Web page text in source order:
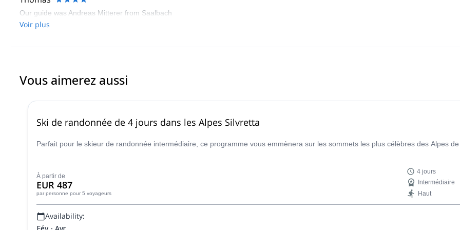
Our guide was Andreas Mitterer from Saalbach
Voir plus
Vous aimerez aussi
Ski de randonnée de 4 jours dans les Alpes Silvretta
Parfait pour le skieur de randonnée intermédiaire, ce programme vous emmènera sur les sommets les plus célèbres des Alpes
À partir de
EUR 487
par personne pour 5 voyageurs
4 jours
Intermédiaire
Haut
Availability: